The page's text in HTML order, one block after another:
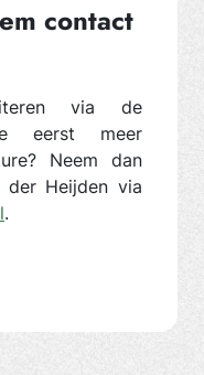
contact
via de
eerst meer
Neem dan
Heijden via
.